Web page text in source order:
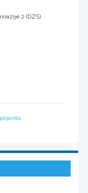
2 (DZS)
prijavite